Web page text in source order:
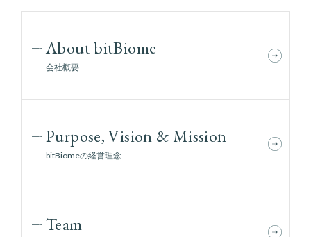
About bitBiome
会社概要
Purpose, Vision & Mission
bitBiomeの経営理念
Team